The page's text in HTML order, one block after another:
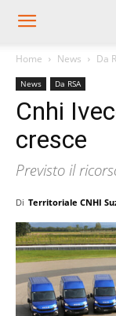
Home News Da
News Da RSA
Cnhi
cresce
Previsto il
Di Territoriale CNHI